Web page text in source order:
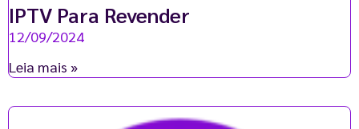
IPTV Para Revender
12/09/2024
Leia mais »